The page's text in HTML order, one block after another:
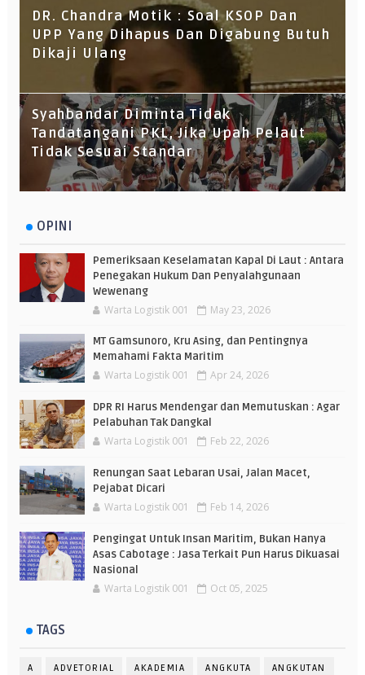
DR. Chandra Motik : Soal KSOP Dan
UPP Yang Dihapus Dan Digabung Butuh
Dikaji Ulang
Syahbandar Diminta Tidak
Tandatangani PKL, Jika Upah Pelaut
Tidak Sesuai Standar
OPINI
Pemeriksaan Keselamatan Kapal Di Laut : Antara
Penegakan Hukum Dan Penyalahgunaan
Wewenang
Warta Logistik 001 May 23, 2026
MT Gamsunoro, Kru Asing, dan Pentingnya
Memahami Fakta Maritim
Warta Logistik 001 Apr 24, 2026
DPR RI Harus Mendengar dan Memutuskan : Agar
Pelabuhan Tak Dangkal
Warta Logistik 001 Feb 22, 2026
Renungan Saat Lebaran Usai, Jalan Macet,
Pejabat Dicari
Warta Logistik 001 Feb 14, 2026
Pengingat Untuk Insan Maritim, Bukan Hanya
Asas Cabotage : Jasa Terkait Pun Harus Dikuasai
Nasional
Warta Logistik 001 Oct 05, 2025
TAGS
A ADVETORIAL AKADEMIA ANGKUTA ANGKUTAN